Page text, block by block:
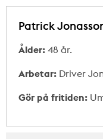
Patrick
Ålder: 48 år.
Arbetar: Driver
Gör på fritiden: